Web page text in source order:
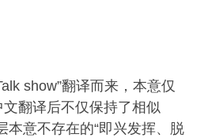
show”翻译而来，本意仅
文翻译后不仅保持了相似
本意不存在的“即兴发挥、脱